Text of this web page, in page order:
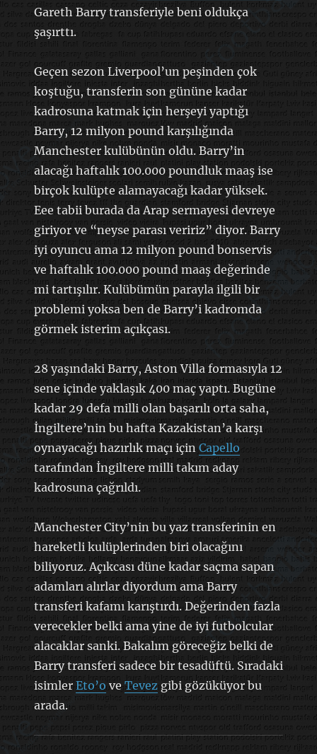
Gareth Barry transferiyle beni oldukça
şaşırttı.
Geçen sezon Liverpool’un peşinden çok
koştuğu, transferin son gününe kadar
kadrosuna katmak için herşeyi yaptığı
Barry, 12 milyon pound karşılığında
Manchester kulübünün oldu. Barry’in
alacağı haftalık 100.000 poundluk maaş ise
birçok kulüpte alamayacağı kadar yüksek.
Eee tabii burada da Arap sermayesi devreye
giriyor ve “neyse parası veririz” diyor. Barry
iyi oyuncu ama 12 milyon pound bonservis
ve haftalık 100.000 pound maaş değerinde
mi tartışılır. Kulübümün parayla ilgili bir
problemi yoksa ben de Barry’i kadromda
görmek isterim açıkçası.
28 yaşındaki Barry, Aston Villa formasıyla 12
sene içinde yaklaşık 400 maç yaptı. Bugüne
kadar 29 defa milli olan başarılı orta saha,
İngiltere’nin bu hafta Kazakistan’a karşı
oynayacağı hazırlık maçı için Capello
tarafından İngiltere milli takım aday
kadrosuna çağrıldı.
Manchester City’nin bu yaz transferinin en
hareketli kulüplerinden biri olacağını
biliyoruz. Açıkcası düne kadar saçma sapan
adamları alırlar diyordum ama Barry
transferi kafamı karıştırdı. Değerinden fazla
verecekler belki ama yine de iyi futbolcular
alacaklar sanki. Bakalım göreceğiz belki de
Barry transferi sadece bir tesadüftü. Sıradaki
isimler Eto’o ve Tevezgibi gözüküyor bu
arada.